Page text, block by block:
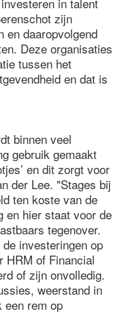
zijn
en daaropvolgend
Deze organisaties
tussen het
en dat is
binnen veel
gebruik gemaakt
en dit zorgt voor
der Lee. "Stages bij
ten koste van de
en hier staat voor de
tegenover.
investeringen op
HRM of Financial
of zijn onvolledig.
weerstand in
een rem op